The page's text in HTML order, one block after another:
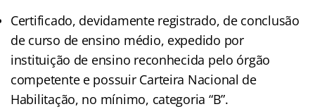
Certificado, devidamente registrado, de conclusão
de curso de ensino médio, expedido por
instituição de ensino reconhecida pelo órgão
competente e possuir Carteira Nacional de
Habilitação, no mínimo, categoria “B”.